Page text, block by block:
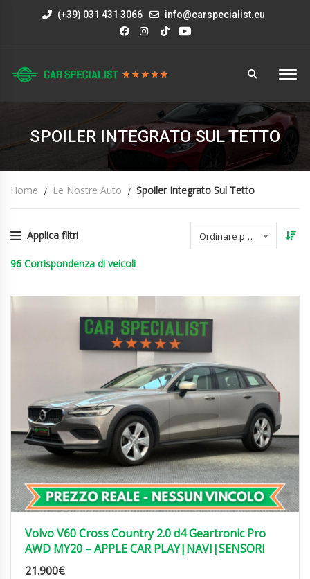
(+39) 031 431 3066 info@carspecialist.eu
SPOILER INTEGRATO SUL TETTO
Home Le Nostre Auto Spoiler Integrato Sul Tetto
Applica filtri Ordinare per data
96 Corrispondenza di veicoli
Volvo V60 Cross Country 2.0 d4 Geartronic Pro
AWD MY20 – APPLE CAR PLAY|NAVI|SENSORI
21.900€